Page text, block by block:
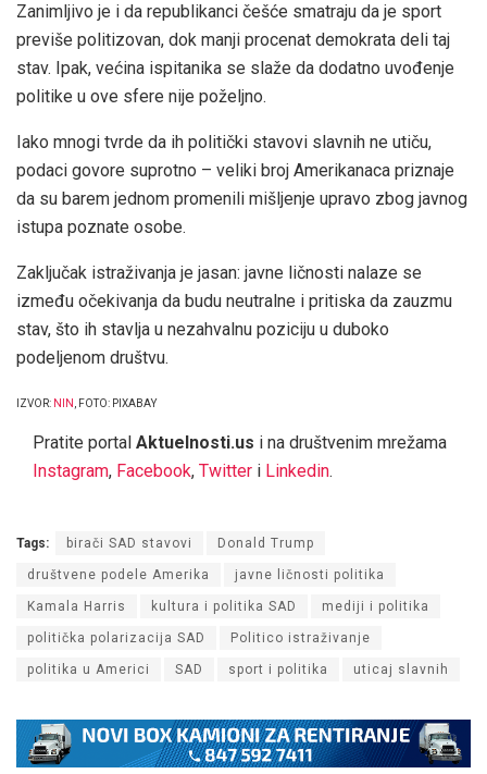
Zanimljivo je i da republikanci češće smatraju da je sport
previše politizovan, dok manji procenat demokrata deli taj
stav. Ipak, većina ispitanika se slaže da dodatno uvođenje
politike u ove sfere nije poželjno.
Iako mnogi tvrde da ih politički stavovi slavnih ne utiču,
podaci govore suprotno – veliki broj Amerikanaca priznaje
da su barem jednom promenili mišljenje upravo zbog javnog
istupa poznate osobe.
Zaključak istraživanja je jasan: javne ličnosti nalaze se
između očekivanja da budu neutralne i pritiska da zauzmu
stav, što ih stavlja u nezahvalnu poziciju u duboko
podeljenom društvu.
IZVOR: NIN , FOTO: PIXABAY
Pratite portal Aktuelnosti.us i na društvenim mrežama
Instagram, Facebook, Twitter i Linkedin.
Tags: birači SAD stavovi Donald Trump
društvene podele Amerika javne ličnosti politika
Kamala Harris kultura i politika SAD mediji i politika
politička polarizacija SAD Politico istraživanje
politika u Americi SAD sport i politika uticaj slavnih